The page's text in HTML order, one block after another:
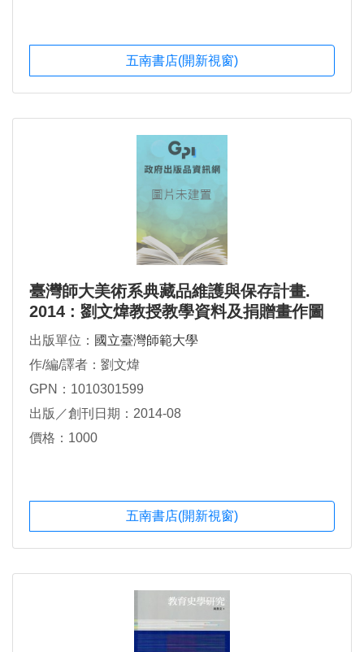
五南書店(開新視窗)
臺灣師大美術系典藏品維護與保存計畫.
2014 : 劉文煒教授教學資料及捐贈畫作圖
錄. 下冊
出版單位： 國立臺灣師範大學
作/編/譯者：劉文煒
GPN：1010301599
出版／創刊日期：2014-08
價格：1000
五南書店(開新視窗)